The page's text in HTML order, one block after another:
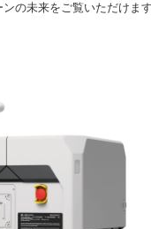
の未来をご覧いただけます